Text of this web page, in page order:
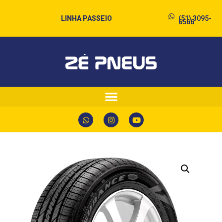
LINHA PASSEIO (51) 3095-
6566